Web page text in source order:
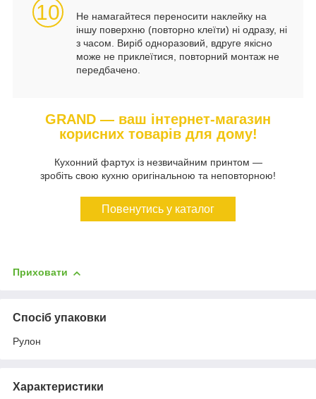
10
Не намагайтеся переносити наклейку на
іншу поверхню (повторно клеїти) ні одразу, ні
з часом. Виріб одноразовий, вдруге якісно
може не приклеїтися, повторний монтаж не
передбачено.
GRAND — ваш інтернет-магазин
корисних товарів для дому!
Кухонний фартух із незвичайним принтом —
зробіть свою кухню оригінальною та неповторною!
Повенутись у каталог
Приховати
Спосіб упаковки
Рулон
Характеристики